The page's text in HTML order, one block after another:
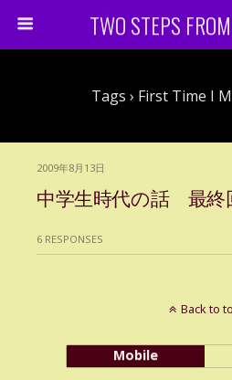
TWO STEPS
Tags › First Time I
2009年8月13日
中学生時代の話 最終
6 RESPONSES
Back to
Mobile